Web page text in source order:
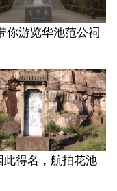
你游览华池范公祠
此得名，航拍花池